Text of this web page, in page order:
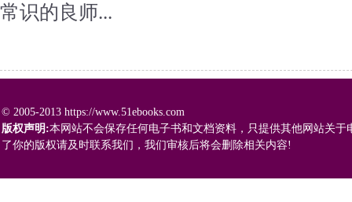
常识的良师...
© 2005-2013 https://www.51ebooks.com
版权声明:本网站不会保存任何电子书和文档资料，只提供其他网站关
了你的版权请及时联系我们，我们审核后将会删除相关内容!